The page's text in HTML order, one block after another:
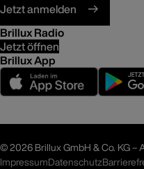
Jetzt anmelden
Brillux Radio
Jetzt öffnen
Brillux App
©2026 Brillux GmbH & Co. KG –
ImpressumDatenschutz